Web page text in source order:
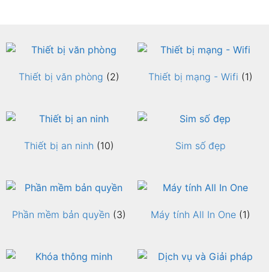
Thiết bị văn phòng (2) Thiết bị mạng - Wifi (1)
Thiết bị an ninh (10) Sim số đẹp
Phần mềm bản quyền (3) Máy tính All In One (1)